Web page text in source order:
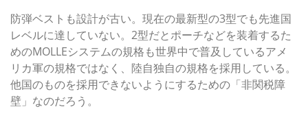
防弾ベストも設計が古い。現在の最新型の3型でも先進国
レベルに達していない。2型だとポーチなどを装着するた
めのMOLLEシステムの規格も世界中で普及しているアメ
リカ軍の規格ではなく、陸自独自の規格を採用している。
他国のものを採用できないようにするための「非関税障
壁」なのだろう。